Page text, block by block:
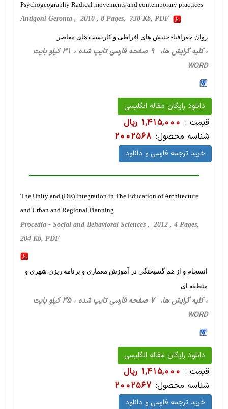
Psychogeography Radical movements and contemporary practices
Antigoni Geronta , 2010 , 8 Pages, 738 Kb, PDF
روان جغرافیا- جنبش های افراطی و کاربست های معاصر
، کلیه گرایش ها، 9 صفحه فارسی تایپ شده ، 31 کیلو بایت
WORD
دانلود رایگان مقاله انگلیسی
قیمت : 1,415,000 ریال
شناسه محصول: 2002568
خرید ترجمه فارسی و دانلود
The Unity and (Dis) integration in The Education of Architecture
and Urban and Regional Planning
Procedia - Social and Behavioral Sciences , 2012 , 4 Pages,
204 Kb, PDF
انسجام و از هم گسیختگی در آموزش معماری و برنامه ریزی شهری و
منطقه ای
، کلیه گرایش ها، 7 صفحه فارسی تایپ شده ، 35 کیلو بایت
WORD
دانلود رایگان مقاله انگلیسی
قیمت : 1,415,000 ریال
شناسه محصول: 2002567
خرید ترجمه فارسی و دانلود